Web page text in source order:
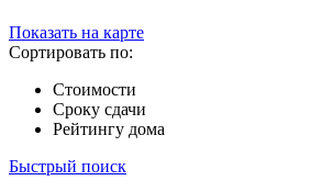
Показать на карте
Сортировать по:
Стоимости
Сроку сдачи
Рейтингу дома
Быстрый поиск